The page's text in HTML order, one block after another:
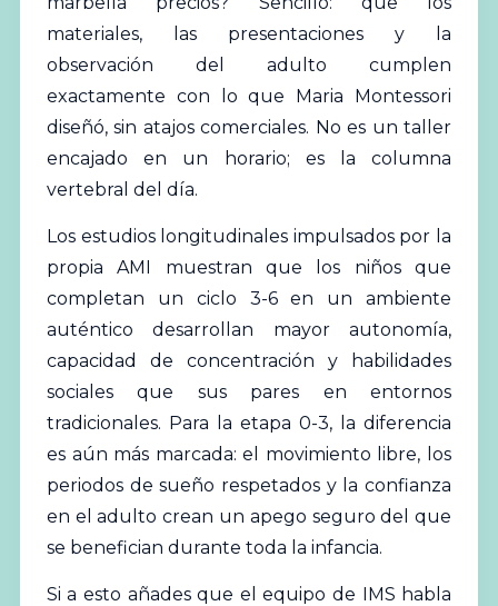
materiales, las presentaciones y la
observación del adulto cumplen
exactamente con lo que Maria Montessori
diseñó, sin atajos comerciales. No es un taller
encajado en un horario; es la columna
vertebral del día.
Los estudios longitudinales impulsados por la
propiaAMI
muestran que los niños que
completan un ciclo 3-6 en un ambiente
auténtico desarrollan mayor autonomía,
capacidad de concentración y habilidades
sociales que sus pares en entornos
tradicionales. Para la etapa 0-3, la diferencia
es aún más marcada: el movimiento libre, los
periodos de sueño respetados y la confianza
en el adulto crean un apego seguro del que
se benefician durante toda la infancia.
Si a esto añades que el equipo de IMS habla